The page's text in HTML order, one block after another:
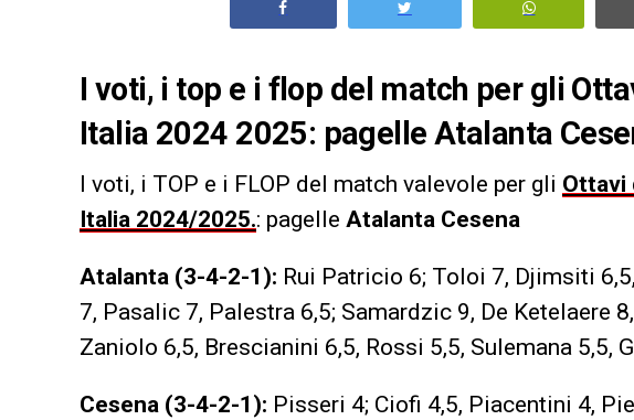
I voti, i top e i flop del match per gli
Italia 2024 2025: pagelle Atalanta
I voti, i TOP e i FLOP del match valevole per gli Ottavi
Italia 2024/2025.: pagelle Atalanta Cesena
Atalanta (3-4-2-1): Rui Patricio 6; Toloi 7, Djimsiti
7, Pasalic 7, Palestra 6,5; Samardzic 9, De Ketelaere
Zaniolo 6,5, Brescianini 6,5, Rossi 5,5, Sulemana 5,5,
Cesena (3-4-2-1): Pisseri 4; Ciofi 4,5, Piacentini 4,